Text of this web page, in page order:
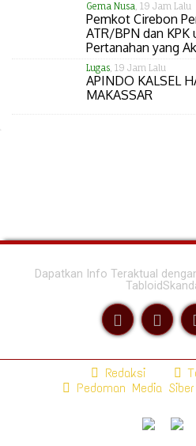
Gema Nusa, 19 Jam Lalu
Pemkot Cirebon
ATR/BPN dan
Pertanahan yang
Lugas, 19 Jam Lalu
APINDO KALSEL
MAKASSAR
Dapatkan Info Teraktual
Redaksi
Pedoman Media Siber